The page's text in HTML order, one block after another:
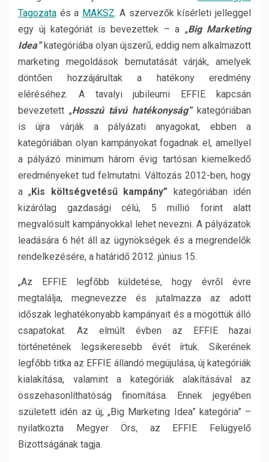
Tagozata és a MAKSZ. A szervezők kísérleti jelleggel
egy új kategóriát is bevezettek – a „Big Marketing
Idea”kategóriába olyan újszerű, eddig nem alkalmazott
marketing megoldások bemutatását várják, amelyek
döntően hozzájárultak a hatékony eredmény
eléréséhez. A tavalyi jubileumi EFFIE kapcsán
bevezetett „Hosszú távú hatékonyság”kategóriában
is újra várják a pályázati anyagokat, ebben a
kategóriában olyan kampányokat fogadnak el, amellyel
a pályázó minimum három évig tartósan kiemelkedő
eredményeket tud felmutatni. Változás 2012-ben, hogy
a „Kis költségvetésű kampány” kategóriában idén
kizárólag gazdasági célú, 5 millió forint alatt
megvalósult kampányokkal lehet nevezni. A pályázatok
leadására 6 hét áll az ügynökségek és a megrendelők
rendelkezésére, a határidő 2012. június 15.
„Az EFFIE legfőbb küldetése, hogy évről évre
megtalálja, megnevezze és jutalmazza az adott
időszak leghatékonyabb kampányait és a mögöttük álló
csapatokat. Az elmúlt évben az EFFIE hazai
történetének legsikeresebb évét írtuk. Sikerének
legfőbb titka az EFFIE állandó megújulása, új kategóriák
kialakítása, valamint a kategóriák alakításával az
összehasonlíthatóság finomítása. Ennek jegyében
született idén az új, „Big Marketing Idea” kategória” –
nyilatkozta Megyer Örs, az EFFIE Felügyelő
Bizottságának tagja.